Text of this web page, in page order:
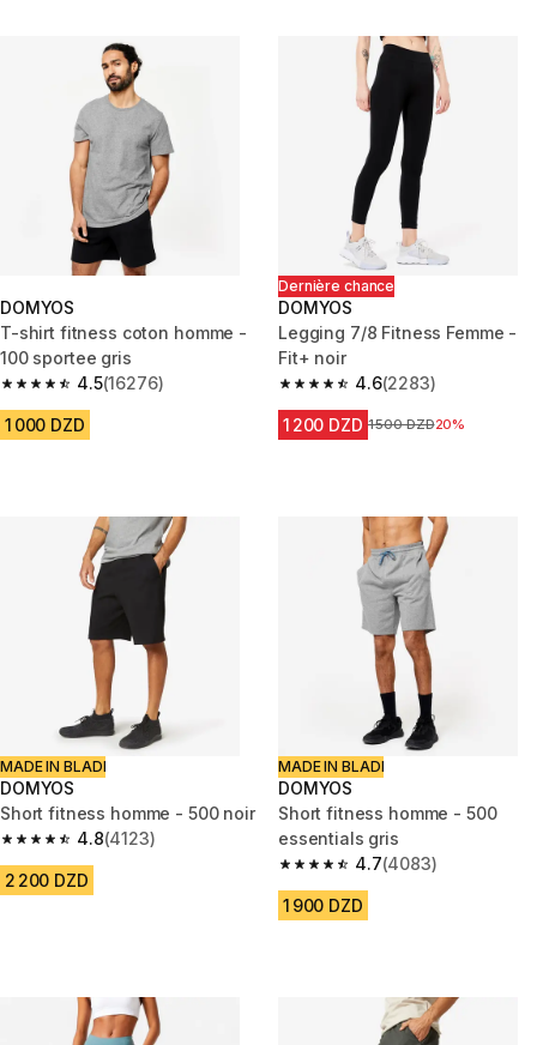
DOMYOS
T-shirt fitness coton homme -
100 sportee gris
4.5
4.5 out of 5 stars from 16276 reviews
(16276)
1 000 DZD
Dernière chance
DOMYOS
Legging 7/8 Fitness Femme -
Fit+ noir
4.6
4.6 out of 5 stars from 2283
(2283)
1 200 DZD Prix avant la réduction
1 500 DZD20%
MADE IN BLADI
DOMYOS
Short fitness homme - 500 noir
4.8
4.8 out of 5 stars from 4123 reviews
(4123)
2 200 DZD
MADE IN BLADI
DOMYOS
Short fitness homme - 500
essentials gris
4.7
4.7 out of 5 stars from 4083
(4083)
1 900 DZD